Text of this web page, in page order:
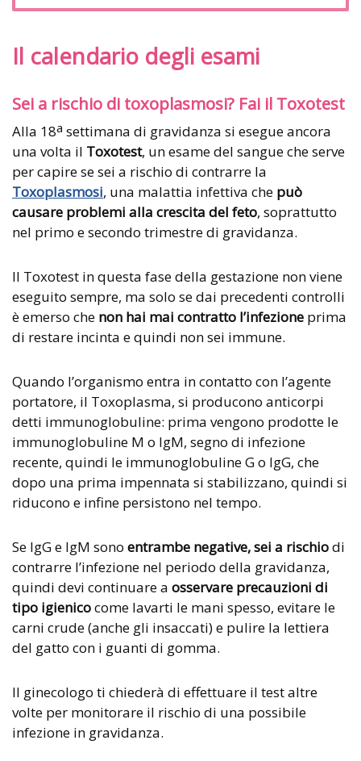
Il calendario degli esami
Sei a rischio di toxoplasmosi? Fai il Toxotest
Alla 18a settimana di gravidanza si esegue ancora
una volta il Toxotest, un esame del sangue che serve
per capire se sei a rischio di contrarre la
Toxoplasmosi, una malattia infettiva che può
causare problemi alla crescita del feto, soprattutto
nel primo e secondo trimestre di gravidanza.
Il Toxotest in questa fase della gestazione non viene
eseguito sempre, ma solo se dai precedenti controlli
è emerso che non hai mai contratto l’infezione prima
di restare incinta e quindi non sei immune.
Quando l’organismo entra in contatto con l’agente
portatore, il Toxoplasma, si producono anticorpi
detti immunoglobuline: prima vengono prodotte le
immunoglobuline M o IgM, segno di infezione
recente, quindi le immunoglobuline G o IgG, che
dopo una prima impennata si stabilizzano, quindi si
riducono e infine persistono nel tempo.
Se IgG e IgM sono entrambe negative, sei a rischiodi
contrarre l’infezione nel periodo della gravidanza,
quindi devi continuare a osservare precauzioni di
tipo igienicocome lavarti le mani spesso, evitare le
carni crude (anche gli insaccati) e pulire la lettiera
del gatto con i guanti di gomma.
Il ginecologo ti chiederà di effettuare il test altre
volte per monitorare il rischio di una possibile
infezione in gravidanza.